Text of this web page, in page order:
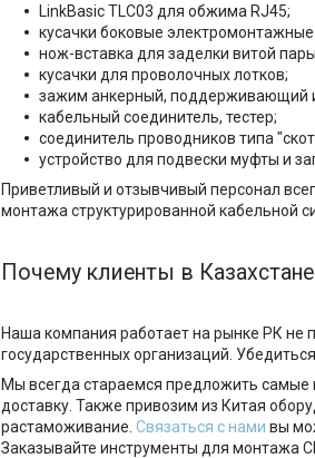
LinkBasic TLC03 для обжима RJ45;
кусачки боковые
нож-вставка для заделки витой пары
кусачки для проволочных лотков;
зажим анкерный, поддерживающий
кабельный соединитель, тестер;
соединитель проводников типа
устройство для подвески муфты и
Приветливый и отзывчивый персонал
монтажа структурированной кабельной
Почему клиенты в
Наша компания работает на рынке РК не
государственных организаций.
Мы всегда стараемся предложить самые
доставку. Также привозим из Китая
растаможивание. Связаться с нами вы
Заказывайте инструменты для монтажа